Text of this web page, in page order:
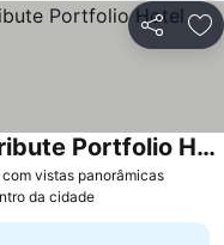
Partilhar
vistas panorâmicas
Monterey Beach Hotel, A Tribute Portfolio Hotel
da cidade